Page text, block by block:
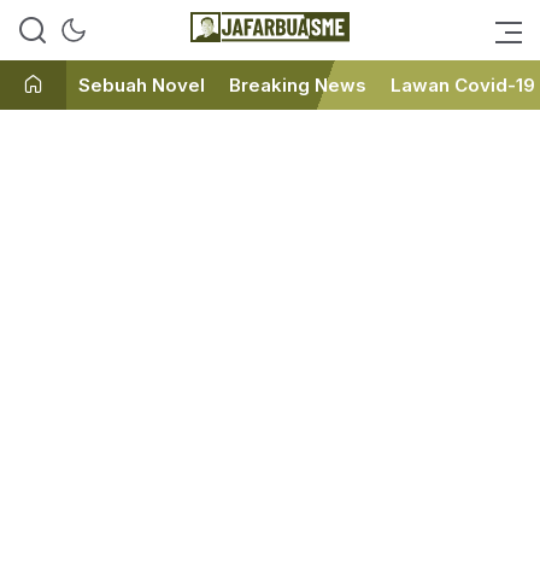
JafarBua
Ini bukan Media Online, Ini
Sebuah Novel Breaking News Lawan Covid-19